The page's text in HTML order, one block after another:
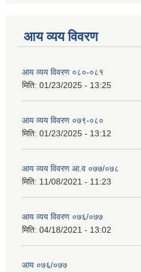
आय व्यय विवरण
आय व्यय विवरण ०८०-०८१
मिति: 01/23/2025 - 13:25
आय व्यय विवरण ०७९-०८०
मिति: 01/23/2025 - 13:12
आय व्यय विवरण आ.व ०७७/०७८
मिति: 11/08/2021 - 11:23
आय व्यय विवरण ०७६/०७७
मिति: 04/18/2021 - 13:02
आय ०७६/०७७